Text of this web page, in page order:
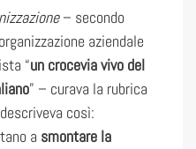
– secondo
aziendale
“un crocevia vivo del
” – curava la rubrica
così:
a smontare la